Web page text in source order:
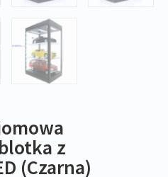
z
(Czarna)